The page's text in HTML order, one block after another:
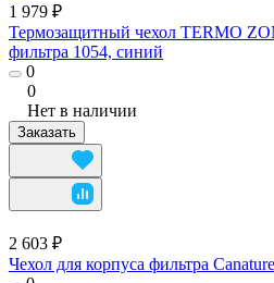
1 979 ₽
Термозащитный чехол TERMO
фильтра 1054, синий
0
0
Нет в наличии
Заказать
2 603 ₽
Чехол для корпуса фильтра